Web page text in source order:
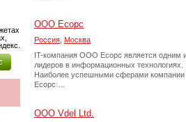
ООО Ecopc
Россия Москва
IT-компания ООО Ecopc является одним
лидеров в информационных технологиях.
Наиболее успешными сферами компании
Ecopc …
ООО Vdel Ltd.